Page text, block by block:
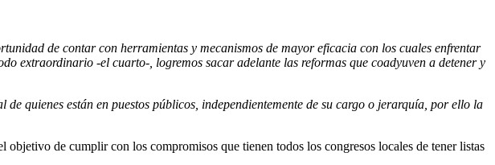
de contar con herramientas y mecanismos de mayor eficacia con los cuales enfrentar
extraordinario -el cuarto-, logremos sacar adelante las reformas que coadyuven a detener y
quienes están en puestos públicos, independientemente de su cargo o jerarquía, por ello la
objetivo de cumplir con los compromisos que tienen todos los congresos locales de tener listas